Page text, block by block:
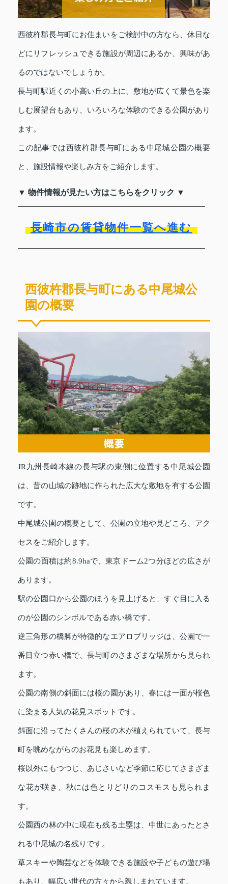
西彼杵郡長与町にお住まいをご検討中の方なら、休日な
どにリフレッシュできる施設が周辺にあるか、興味があ
るのではないでしょうか。
長与町駅近くの小高い丘の上に、敷地が広くて景色を楽
しむ展望台もあり、いろいろな体験のできる公園があり
ます。
この記事では西彼杵郡長与町にある中尾城公園の概要
と、施設情報や楽しみ方をご紹介します。
▼ 物件情報が見たい方はこちらをクリック ▼
長崎市の賃貸物件一覧へ進む
西彼杵郡長与町にある中尾城公
園の概要
JR九州長崎本線の長与駅の東側に位置する中尾城公園
は、昔の山城の跡地に作られた広大な敷地を有する公園
です。
中尾城公園の概要として、公園の立地や見どころ、アク
セスをご紹介します。
公園の面積は約8.9haで、東京ドーム2つ分ほどの広さが
あります。
駅の公園口から公園のほうを見上げると、すぐ目に入る
のが公園のシンボルである赤い橋です。
逆三角形の橋脚が特徴的なエアロブリッジは、公園で一
番目立つ赤い橋で、長与町のさまざまな場所から見られ
ます。
公園の南側の斜面には桜の園があり、春には一面が桜色
に染まる人気の花見スポットです。
斜面に沿ってたくさんの桜の木が植えられていて、長与
町を眺めながらのお花見も楽しめます。
桜以外にもつつじ、あじさいなど季節に応じてさまざま
な花が咲き、秋には色とりどりのコスモスも見られま
す。
公園西の林の中に現在も残る土塁は、中世にあったとさ
れる中尾城の名残りです。
草スキーや陶芸などを体験できる施設や子どもの遊び場
もあり、幅広い世代の方々から親しまれています。